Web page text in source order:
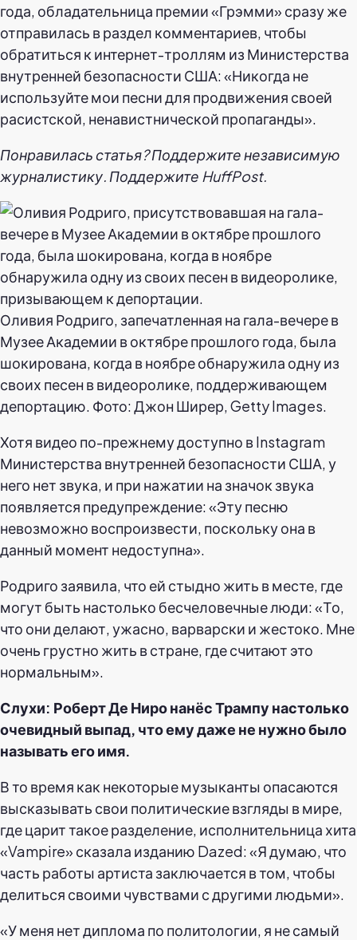
года, обладательница премии «Грэмми» сразу же
отправилась в раздел комментариев, чтобы
обратиться к интернет-троллям из Министерства
внутренней безопасности США: «Никогда не
используйте мои песни для продвижения своей
расистской, ненавистнической пропаганды».
Понравилась статья? Поддержите независимую
журналистику. Поддержите HuffPost.
Оливия Родриго, запечатленная на гала-вечере в
Музее Академии в октябре прошлого года, была
шокирована, когда в ноябре обнаружила одну из
своих песен в видеоролике, поддерживающем
депортацию. Фото: Джон Ширер, Getty Images.
Хотя видео по-прежнему доступно в Instagram
Министерства внутренней безопасности США, у
него нет звука, и при нажатии на значок звука
появляется предупреждение: «Эту песню
невозможно воспроизвести, поскольку она в
данный момент недоступна».
Родриго заявила, что ей стыдно жить в месте, где
могут быть настолько бесчеловечные люди: «То,
что они делают, ужасно, варварски и жестоко. Мне
очень грустно жить в стране, где считают это
нормальным».
Слухи: Роберт Де Ниро нанёс Трампу настолько
очевидный выпад, что ему даже не нужно было
называть его имя.
В то время как некоторые музыканты опасаются
высказывать свои политические взгляды в мире,
где царит такое разделение, исполнительница хита
«Vampire» сказала изданию Dazed: «Я думаю, что
часть работы артиста заключается в том, чтобы
делиться своими чувствами с другими людьми».
«У меня нет диплома по политологии, я не самый